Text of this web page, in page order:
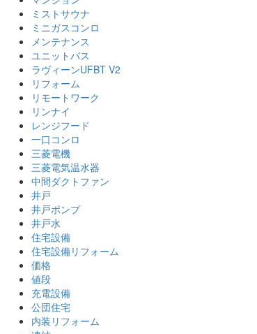
ミストサウナ
ミニガスコンロ
メンテナンス
ユニットバス
ラヴィーンUFBT V2
リフォーム
リモートワーク
リンナイ
レンジフード
一口コンロ
三菱電機
三菱電気温水器
中間ダクトファン
井戸
井戸ポンプ
井戸水
住宅設備
住宅設備リフォーム
価格
値段
充電設備
公団住宅
内装リフォーム